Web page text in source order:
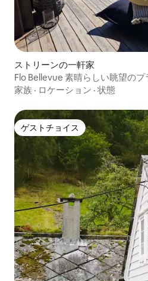
ストリーンの一軒家
Flo Bellevue 素晴らしい眺
家族 · ロケーション · 状態
ゲストチョイス
ゲストチョイス